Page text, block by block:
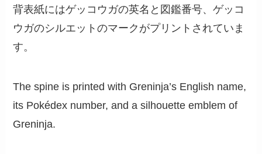
背表紙にはゲッコウガの英名と図鑑番号、ゲッコ
ウガのシルエットのマークがプリントされていま
す。
The spine is printed with Greninja’s English name,
its Pokédex number, and a silhouette emblem of
Greninja.